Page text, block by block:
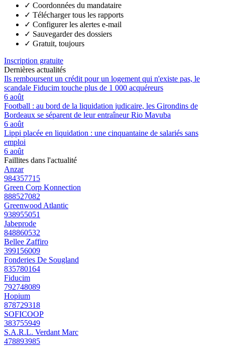
✓ Coordonnées du mandataire
✓ Télécharger tous les rapports
✓ Configurer les alertes e-mail
✓ Sauvegarder des dossiers
✓ Gratuit, toujours
Inscription gratuite
Dernières actualités
Ils remboursent un crédit pour un logement qui n'existe pas, le
scandale Fiducim touche plus de 1 000 acquéreurs
6 août
Football : au bord de la liquidation judicaire, les Girondins de
Bordeaux se séparent de leur entraîneur Rio Mavuba
6 août
Lippi placée en liquidation : une cinquantaine de salariés sans
emploi
6 août
Faillites dans l'actualité
Anzar
984357715
Green Corp Konnection
888527082
Greenwood Atlantic
938955051
Jabeprode
848860532
Bellee Zaffiro
399156009
Fonderies De Sougland
835780164
Fiducim
792748089
Hopium
878729318
SOFICOOP
383755949
S.A.R.L. Verdant Marc
478893985